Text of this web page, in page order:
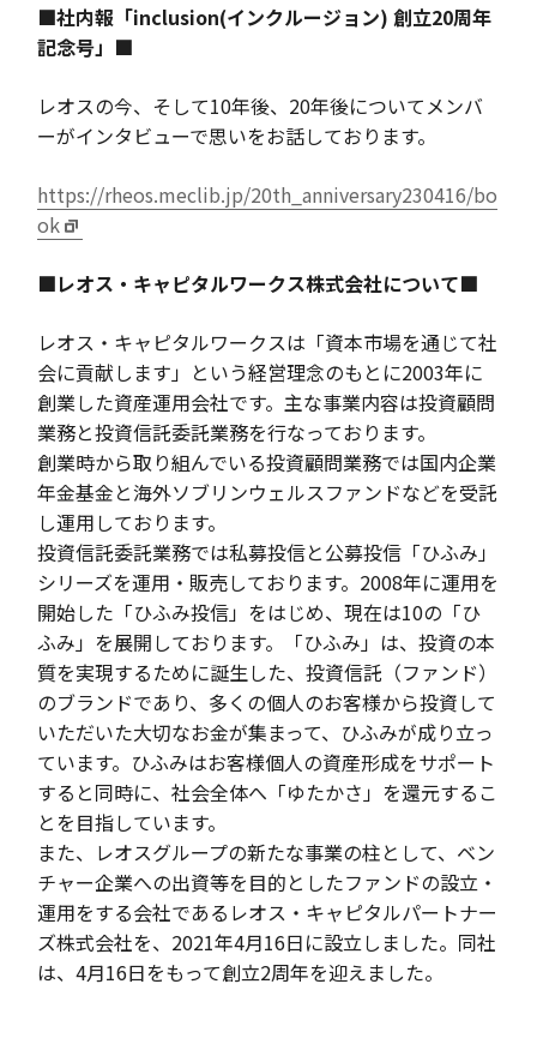
■社内報「inclusion(インクルージョン)創立20周年
記念号」■
レオスの今、そして10年後、 20年後についてメンバ
ーがインタビューで思いをお話しております。
https://rheos.meclib.jp/20th_anniversary230416/bo
ok
■レオス・キャピタルワークス株式会社について■
レオス・キャピタルワークスは「資本市場を通じて社
会に貢献します」という経営理念のもとに2003年に
創業した資産運用会社です。主な事業内容は投資顧問
業務と投資信託委託業務を行なっております。
創業時から取り組んでいる投資顧問業務では国内企業
年金基金と海外ソブリンウェルスファンドなどを受託
し運用しております。
投資信託委託業務では私募投信と公募投信「ひふみ」
シリーズを運用・販売しております。 2008年に運用を
開始した「ひふみ投信」をはじめ、現在は10の「ひ
ふみ」を展開しております。「ひふみ」は、投資の本
質を実現するために誕生した、投資信託（ファンド）
のブランドであり、多くの個人のお客様から投資して
いただいた大切なお金が集まって、ひふみが成り立っ
ています。ひふみはお客様個人の資産形成をサポート
すると同時に、社会全体へ「ゆたかさ」を還元するこ
とを目指しています。
また、レオスグループの新たな事業の柱として、ベン
チャー企業への出資等を目的としたファンドの設立・
運用をする会社であるレオス・キャピタルパートナー
ズ株式会社を、 2021年4月16日に設立しました。同社
は、4月16日をもって創立2周年を迎えました。